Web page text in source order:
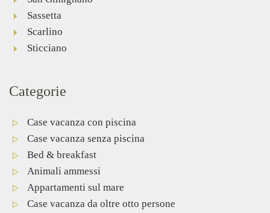
Sassetta
Scarlino
Sticciano
Categorie
Case vacanza con piscina
Case vacanza senza piscina
Bed & breakfast
Animali ammessi
Appartamenti sul mare
Case vacanza da oltre otto persone